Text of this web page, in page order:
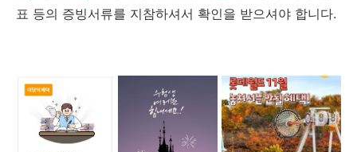
표 등의 증빙서류를 지참하셔서 확인을 받으셔야 합니다.